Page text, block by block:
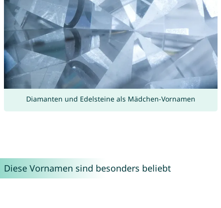
Diamanten und Edelsteine als Mädchen-Vornamen
Diese Vornamen sind besonders beliebt